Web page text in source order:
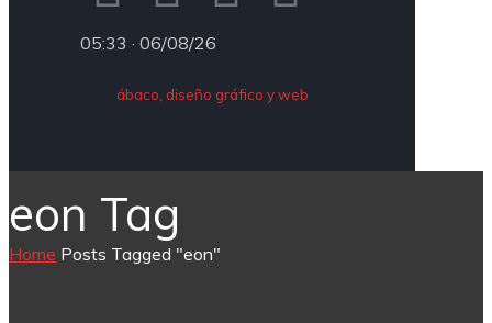
05:33 · 06/08/26
ábaco, diseño gráfico y web
eon Tag
Home Posts Tagged "eon"